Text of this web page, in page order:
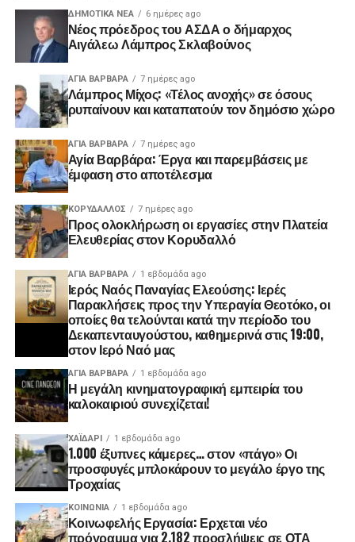
ΔΗΜΟΤΙΚΆ ΝΈΑ 6 ημέρες ago
Νέος πρόεδρος του ΑΣΔΑ ο δήμαρχος
Αιγάλεω Λάμπρος Σκλαβούνος
ΑΓΙΑ ΒΑΡΒΑΡΑ 7 ημέρες ago
Λάμπρος Μίχος: «Τέλος ανοχής» σε όσους
ρυπαίνουν και καταπατούν τον δημόσιο χώρο
ΑΓΙΑ ΒΑΡΒΑΡΑ 7 ημέρες ago
Αγία Βαρβάρα: Έργα και παρεμβάσεις με
έμφαση στο αποτέλεσμα
ΚΟΡΥΔΑΛΛΟΣ 7 ημέρες ago
Προς ολοκλήρωση οι εργασίες στην Πλατεία
Ελευθερίας στον Κορυδαλλό
ΑΓΙΑ ΒΑΡΒΑΡΑ 1 εβδομάδα ago
Ιερός Ναός Παναγίας Ελεούσης: Ιερές
Παρακλήσεις προς την Υπεραγία Θεοτόκο, οι
οποίες θα τελούνται κατά την περίοδο του
Δεκαπενταυγούστου, καθημερινά στις 19:00,
στον Ιερό Ναό μας
ΑΓΙΑ ΒΑΡΒΑΡΑ 1 εβδομάδα ago
Η μεγάλη κινηματογραφική εμπειρία του
καλοκαιριού συνεχίζεται!
ΧΑΪΔΑΡΙ 1 εβδομάδα ago
1.000 έξυπνες κάμερες… στον «πάγο» Οι
προσφυγές μπλοκάρουν το μεγάλο έργο της
Τροχαίας
ΚΟΙΝΩΝΊΑ 1 εβδομάδα ago
Κοινωφελής Εργασία: Ερχεται νέο
πρόγραμμα για 2.182 προσλήψεις σε ΟΤΑ